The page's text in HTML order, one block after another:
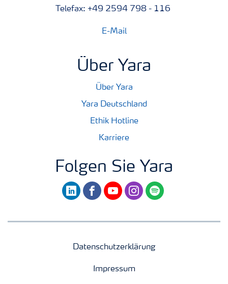
Telefax: +49 2594 798 - 116
E-Mail
Über Yara
Über Yara
Yara Deutschland
Ethik Hotline
Karriere
Folgen Sie Yara
linkedinfacebookyoutubeinstagram
spotify
Datenschutzerklärung
Impressum